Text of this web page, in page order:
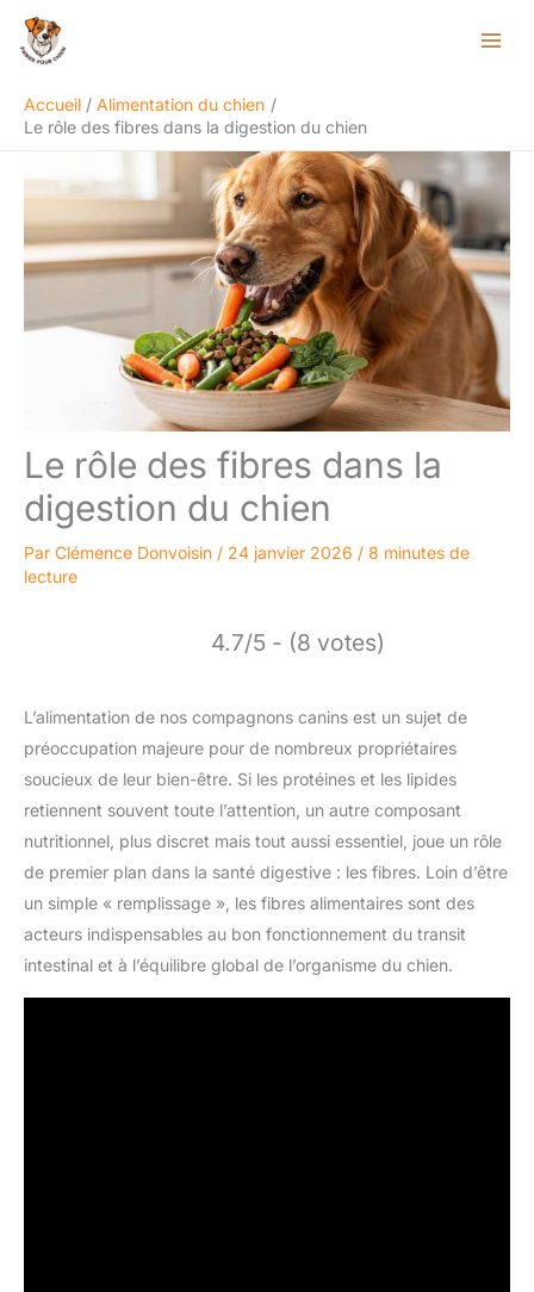
Aller
Accueil
Alimentation du chien
Le rôle des fibres dans la digestion du chien
Le rôle des fibres dans la
digestion du chien
Par Clémence Donvoisin / 24 janvier 2026 / 8 minutes de
lecture
4.7/5 - (8 votes)
L’alimentation de nos compagnons canins est un sujet de
préoccupation majeure pour de nombreux propriétaires
soucieux de leur bien-être. Si les protéines et les lipides
retiennent souvent toute l’attention, un autre composant
nutritionnel, plus discret mais tout aussi essentiel, joue un rôle
de premier plan dans la santé digestive : les fibres. Loin d’être
un simple « remplissage », les fibres alimentaires sont des
acteurs indispensables au bon fonctionnement du transit
intestinal et à l’équilibre global de l’organisme du chien.
Rechercher